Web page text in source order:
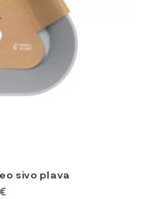
sivo plava
€